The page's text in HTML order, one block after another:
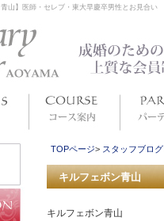
山】医師・セレブ・東大早慶卒男性とお見合い
TOPページ> スタッフブログ
キルフェボン青山
キルフェボン青山